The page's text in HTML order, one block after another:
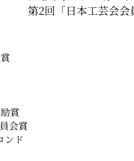
賞
会賞
ンド
第2回「日本工芸会会